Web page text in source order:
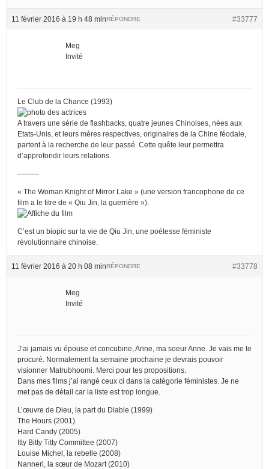
11 février 2016 à 19 h 48 min #33777
RÉPONDRE
Meg
Invité
Le Club de la Chance (1993)
A travers une série de flashbacks, quatre jeunes Chinoises, nées aux
Etats-Unis, et leurs mères respectives, originaires de la Chine féodale,
partent à la recherche de leur passé. Cette quête leur permettra
d’approfondir leurs relations.
———
« The Woman Knight of Mirror Lake » (une version francophone de ce
film a le titre de « Qiu Jin, la guerrière »).
C’est un biopic sur la vie de Qiu Jin, une poétesse féministe
révolutionnaire chinoise.
11 février 2016 à 20 h 08 min #33778
RÉPONDRE
Meg
Invité
J’ai jamais vu épouse et concubine, Anne, ma soeur Anne. Je vais me le
procuré. Normalement la semaine prochaine je devrais pouvoir
visionner Matrubhoomi. Merci pour tes propositions.
Dans mes films j’ai rangé ceux ci dans la catégorie féministes. Je ne
met pas de détail car la liste est trop longue.
L’œuvre de Dieu, la part du Diable (1999)
The Hours (2001)
Hard Candy (2005)
Itty Bitty Titty Committee (2007)
Louise Michel, la rebelle (2008)
Nannerl, la sœur de Mozart (2010)